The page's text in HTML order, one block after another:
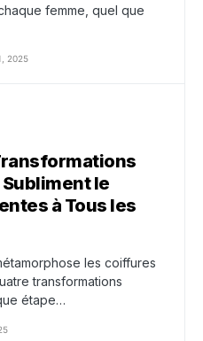
femme, quel que
2025
le
à Tous les
les coiffures
transformations
étape…